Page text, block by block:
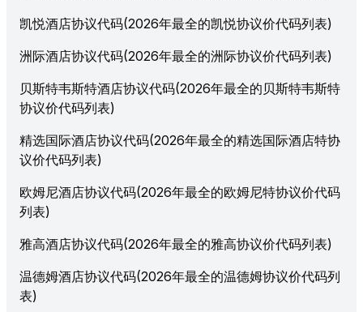
凯悦酒店协议代码(2026年最全的凯悦协议价代码列表)
洲际酒店协议代码(2026年最全的洲际协议价代码列表)
贝斯特韦斯特酒店协议代码(2026年最全的贝斯特韦斯特
协议价代码列表)
精选国际酒店协议代码(2026年最全的精选国际酒店特协
议价代码列表)
欧姆尼酒店协议代码(2026年最全的欧姆尼特协议价代码
列表)
雅高酒店协议代码(2026年最全的雅高协议价代码列表)
温德姆酒店协议代码(2026年最全的温德姆协议价代码列
表)